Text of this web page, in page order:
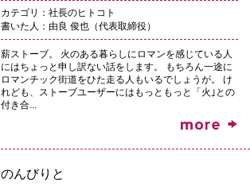
カテゴリ：社長のヒトコト
書いた人：由良 俊也（代表取締役）
薪ストーブ。 火のある暮らしにロマンを感じている人
にはちょっと申し訳ない話をします。 もちろん一途に
ロマンチック街道をひた走る人もいるでしょうが。 け
れども、ストーブユーザーにはもっともっと「火｣との
付き合...
のんびりと